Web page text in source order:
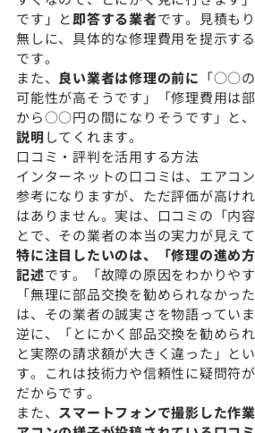
です」と即答する業者です。見積も
無しに、具体的な修理費用を提示す
です。
また、 良い業者は修理の前に 「○○
可能性が高そうです」「修理費用
から○○円の間になりそうです」と、
説明してくれます。
口コミ・評判を活用する方法
インターネットの口コミは、エアコ
参考になりますが、ただ評価が高け
はありません。実は、口コミの「内
とで、その業者の本当の実力が見えて
特に注目したいのは、「修理の進め
記述です。「故障の原因をわかりや
「無理に部品交換を勧められなかっ
は、その業者の誠実さを物語っていま
逆に、「とにかく部品交換を勧めら
と実際の請求額が大きく違った」と
す。これは技術力や信頼性に疑問符
だからです。
また、 スマートフォンで撮影した作